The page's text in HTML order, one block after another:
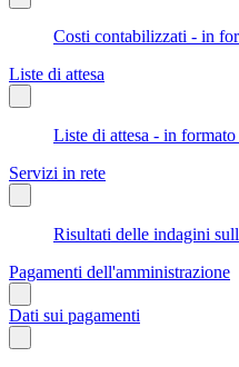
Costi contabilizzati - in
Liste di attesa
Liste di attesa - in formato
Servizi in rete
Risultati delle indagini
Pagamenti dell'amministrazione
Dati sui pagamenti